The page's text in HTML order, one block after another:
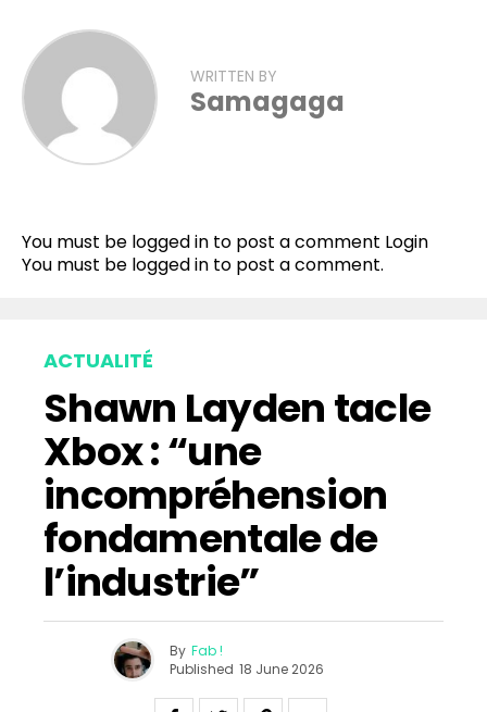
WRITTEN BY
Samagaga
You must be logged in to post a comment Login
You must be logged in to post a comment.
ACTUALITÉ
Shawn Layden tacle
Xbox : “une
incompréhension
fondamentale de
l’industrie”
By Fab !
Published 18 June 2026
Pinterest